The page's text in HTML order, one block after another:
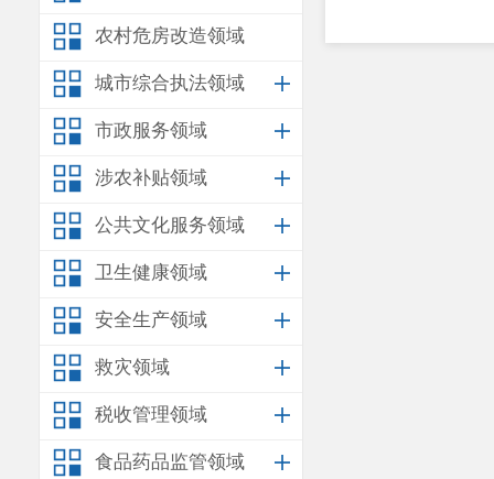
农村危房改造领域
城市综合执法领域
市政服务领域
涉农补贴领域
公共文化服务领域
卫生健康领域
安全生产领域
救灾领域
税收管理领域
食品药品监管领域